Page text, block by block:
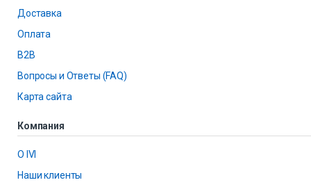
Доставка
Оплата
B2B
Вопросы и Ответы (FAQ)
Карта сайта
Компания
О IVI
Наши клиенты